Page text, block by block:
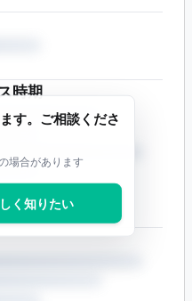
時期
す。ご相談くださ
場合があります
く知りたい